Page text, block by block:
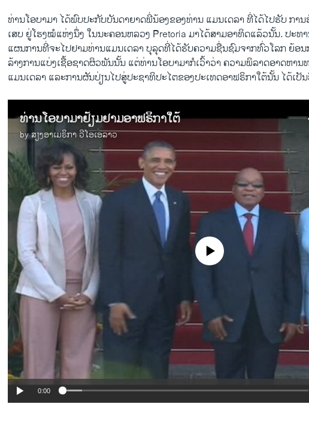
ທ່ານ​ໂອ​ບາ​ມາ ​ໄດ້​ພົບ​ປະ​ກັບ​ບັນດາ​ຍາດ​ພີ່ນ້ອງ​ຂອງ​ທ່ານ ​ແມນ​ເດ​ລາ ທີ່ໄດ້​ໄປ​ຮັບ ກາ
ເສບ​ ຢູ່​ໂຮງໝໍ​ແຫ່ງ​ນຶ່ງ ​ໃນ​ນະຄອນຫລວງ Pretoria ມາ​ໄດ້​ສາມ​ອາທິດ​ແລ້ວ​ນັ້ນ. ປະທ
ແຜນການ​ທີ່​ຈະ​ໄປ​ຢາມ​ທ່ານ​ແມນ​ເດ​ລາ ບຸລຸດ​ທີ່​ໄດ້ຮັບ​ຄວາມ​ຊື່ນ​ຊົມ​ຈາກ​ທົ່ວ​ໂລກ ​ຍ້ອ
ລ້າງ​ການ​ແບ່ງ​ເຊື້ອ​ຊາດ​ຜິວ​ພັນ​ນັ້ນ ​ແຕ່​ທ່ານ​ໂອ​ບາ​ມາ​ກໍ​ເວົ້າ​ວ່າ ຄວາມ​ພິລາດ​ອາດ​ຫາ
ແມນ​ເດ​ລາ ​ແລະການ​ຜັນ​ປ່ຽນ​ໄປ​ສູ່​ປະຊາທິປະ​ໄຕ​ຂອງ​ປະ​ເທດ​ອາ​ຟຣິກາ​ໃຕ້ນັ້ນ ​ໄດ້​ເປັ
ທ່ານໂອບາມາຢ້ຽມຢາມອາຟຣິກາໃຕ້
byສຽງອາເມຣິກາ ວີໂອເອລາວ
No media source currently available
0:00